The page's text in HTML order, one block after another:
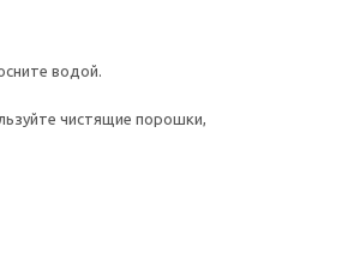
водой.
чистящие порошки,